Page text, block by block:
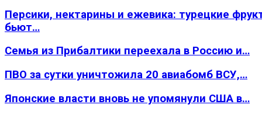
Персики, нектарины и ежевика: турецкие
бьют…
Семья из Прибалтики переехала в Россию и…
ПВО за сутки уничтожила 20 авиабомб ВСУ,…
Японские власти вновь не упомянули США в…